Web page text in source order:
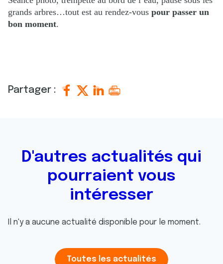
grands arbres…tout est au rendez-vous pour passer un
bon moment.
Partager :
D'autres actualités qui
pourraient vous
intéresser
Il n'y a aucune actualité disponible pour le moment.
Toutes les actualités